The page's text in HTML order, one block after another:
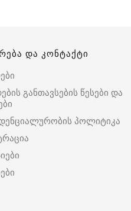
და კონტაქტი
განთავსების წესები და
პოლიტიკა